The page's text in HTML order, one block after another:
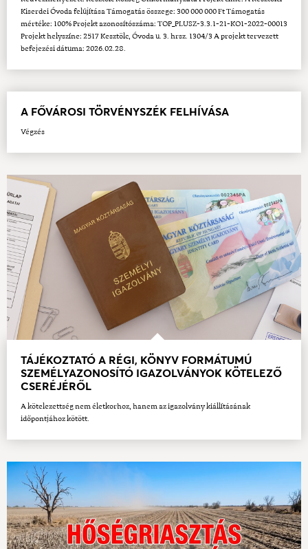
Kiserdei Óvoda felújítása Támogatás összege: 300 000 000 Ft Támogatás
mértéke: 100% Projekt azonosítószáma: TOP_PLUSZ-3.3.1-21-KO1-2022-00013
Projekt helyszíne: 2517 Kesztölc, Óvoda u. 3. hrsz. 1304/3 A projekt tervezett
befejezési dátuma: 2026.02.28.
A FŐVÁROSI TÖRVÉNYSZÉK FELHÍVÁSA
Végzés
TÁJÉKOZTATÓ A RÉGI, KÖNYV FORMÁTUMÚ
SZEMÉLYAZONOSÍTÓ IGAZOLVÁNYOK KÖTELEZŐ
CSERÉJÉRŐL
A kötelezettség nem életkorhoz, hanem az igazolvány kiállításának
időpontjához kötött.